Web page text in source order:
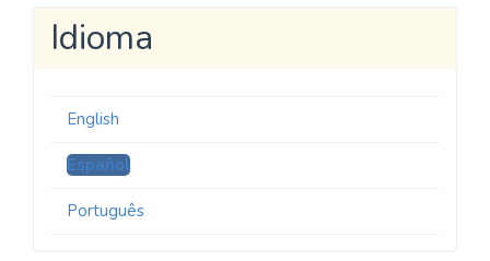
Idioma
English
Español
Português